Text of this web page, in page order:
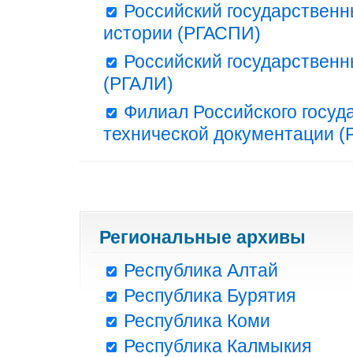
Российский
истории (РГАСПИ)
Российский
(РГАЛИ)
Филиал Российского
технической документации
Региональные архивы
Республика Алтай
Республика Бурятия
Республика Коми
Республика Калмыкия